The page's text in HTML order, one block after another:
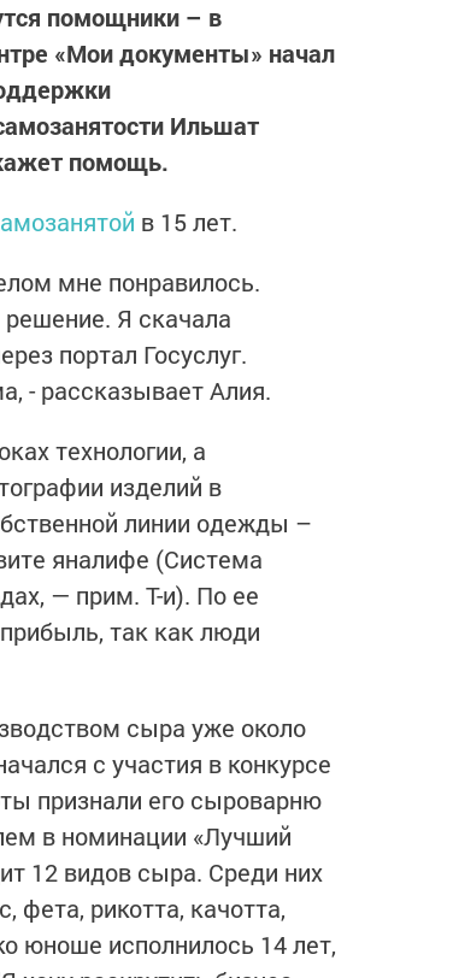
помощники – в
«Мои документы» начал
Ильшат
помощь.
в 15 лет.
мне понравилось.
Я скачала
портал Госуслуг.
- рассказывает Алия.
технологии, а
изделий в
линии одежды –
яналифе (Система
— прим. Т-и). По ее
так как люди
сыра уже около
с участия в конкурсе
признали его сыроварню
в номинации «Лучший
12 видов сыра. Среди них
фета, рикотта, качотта,
юноше исполнилось 14 лет,